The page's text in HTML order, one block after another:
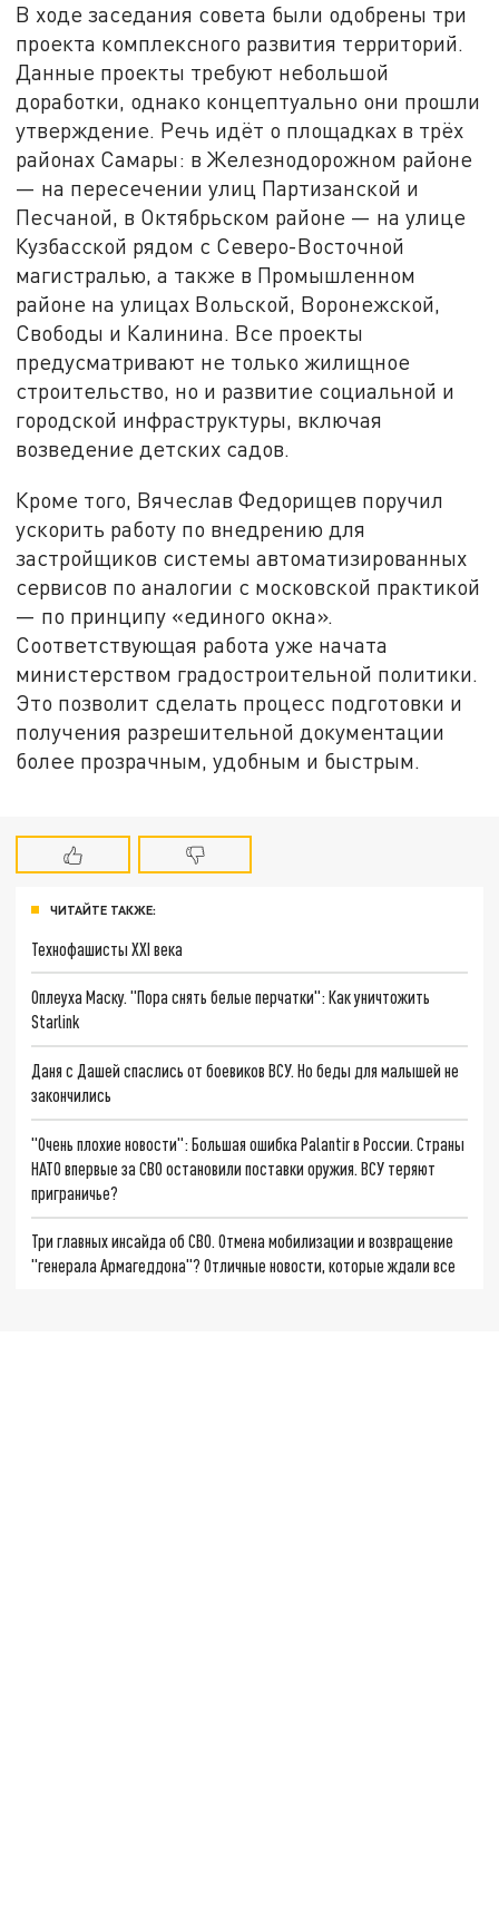
В ходе заседания совета были одобрены три
проекта комплексного развития территорий.
Данные проекты требуют небольшой
доработки, однако концептуально они прошли
утверждение. Речь идёт о площадках в трёх
районах Самары: в Железнодорожном районе
— на пересечении улиц Партизанской и
Песчаной, в Октябрьском районе — на улице
Кузбасской рядом с Северо-Восточной
магистралью, а также в Промышленном
районе на улицах Вольской, Воронежской,
Свободы и Калинина. Все проекты
предусматривают не только жилищное
строительство, но и развитие социальной и
городской инфраструктуры, включая
возведение детских садов.
Кроме того, Вячеслав Федорищев поручил
ускорить работу по внедрению для
застройщиков системы автоматизированных
сервисов по аналогии с московской практикой
— по принципу «единого окна».
Соответствующая работа уже начата
министерством градостроительной политики.
Это позволит сделать процесс подготовки и
получения разрешительной документации
более прозрачным, удобным и быстрым.
ЧИТАЙТЕ ТАКЖЕ:
Технофашисты XXI века
Оплеуха Маску. "Пора снять белые перчатки": Как уничтожить
Starlink
Даня с Дашей спаслись от боевиков ВСУ. Но беды для малышей не
закончились
"Очень плохие новости": Большая ошибка Palantir в России. Страны
НАТО впервые за СВО остановили поставки оружия. ВСУ теряют
приграничье?
Три главных инсайда об СВО. Отмена мобилизации и возвращение
"генерала Армагеддона"? Отличные новости, которые ждали все